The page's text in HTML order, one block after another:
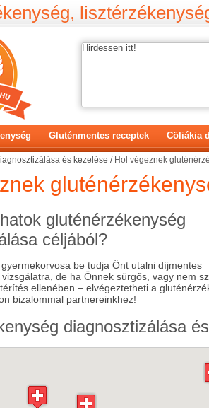
Hirdessen itt!
Gluténmentes receptek Cöliákia
és kezelése / Hol végeznek
gluténérzékenység
céljából?
be tudja Önt utalni díjmentes
de ha Önnek sürgős, vagy nem
ellenében – elvégeztetheti a
bizalommal partnereinkhez!
diagnosztizálása